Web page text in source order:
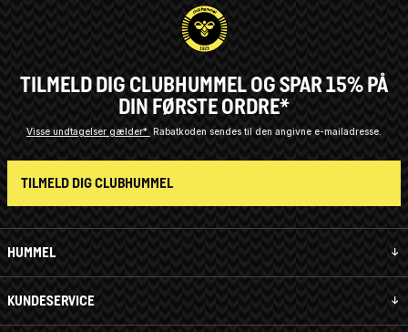
HUMMEL
KUNDESERVICE
TILMELD DIG CLUBHUMMEL OG SPAR 15% PÅ
DIN FØRSTE ORDRE*
Visse undtagelser gælder* Rabatkoden sendes til den angivne e-mailadresse.
TILMELD DIG CLUBHUMMEL